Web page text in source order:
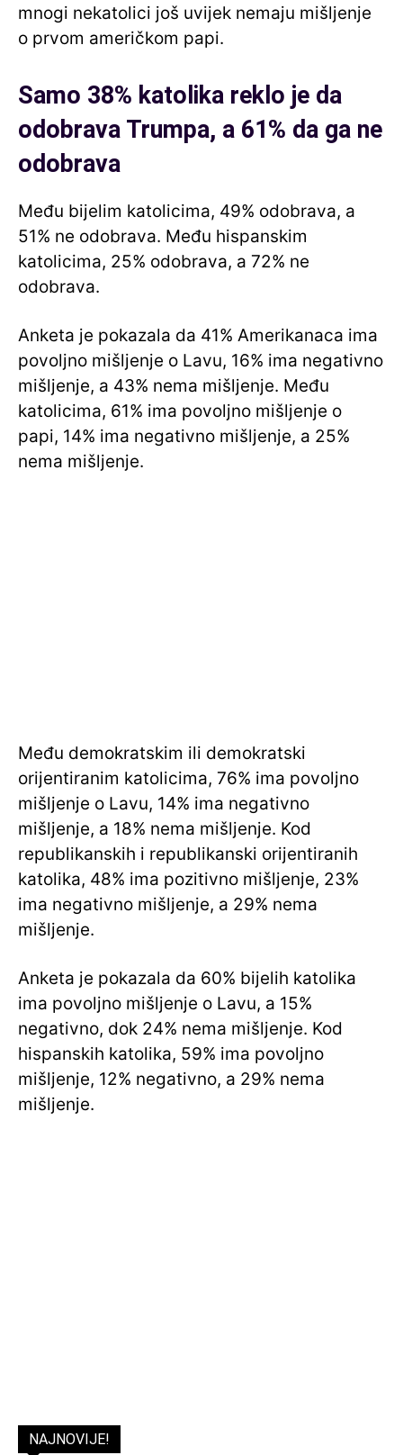
mnogi nekatolici još uvijek nemaju mišljenje
o prvom američkom papi.
Samo 38% katolika reklo je da
odobrava Trumpa, a 61% da ga ne
odobrava
Među bijelim katolicima, 49% odobrava, a
51% ne odobrava. Među hispanskim
katolicima, 25% odobrava, a 72% ne
odobrava.
Anketa je pokazala da 41% Amerikanaca ima
povoljno mišljenje o Lavu, 16% ima negativno
mišljenje, a 43% nema mišljenje. Među
katolicima, 61% ima povoljno mišljenje o
papi, 14% ima negativno mišljenje, a 25%
nema mišljenje.
Među demokratskim ili demokratski
orijentiranim katolicima, 76% ima povoljno
mišljenje o Lavu, 14% ima negativno
mišljenje, a 18% nema mišljenje. Kod
republikanskih i republikanski orijentiranih
katolika, 48% ima pozitivno mišljenje, 23%
ima negativno mišljenje, a 29% nema
mišljenje.
Anketa je pokazala da 60% bijelih katolika
ima povoljno mišljenje o Lavu, a 15%
negativno, dok 24% nema mišljenje. Kod
hispanskih katolika, 59% ima povoljno
mišljenje, 12% negativno, a 29% nema
mišljenje.
NAJNOVIJE!